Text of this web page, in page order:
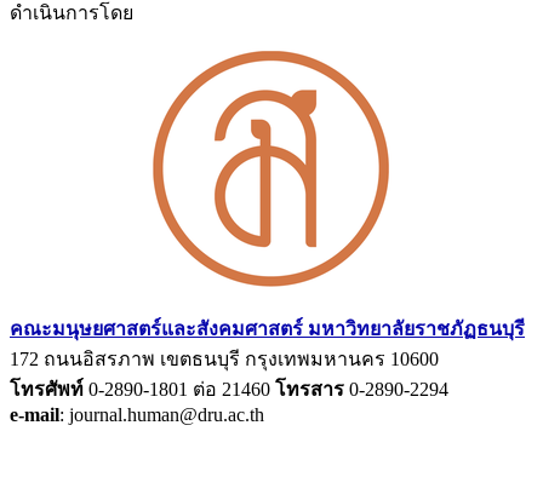
ดำเนินการโดย
คณะมนุษยศาสตร์และสังคมศาสตร์ มหาวิทยาลัยราชภัฏธนบุรี
172 ถนนอิสรภาพ เขตธนบุรี กรุงเทพมหานคร 10600
โทรศัพท์ 0-2890-1801 ต่อ 21460 โทรสาร 0-2890-2294
e-mail: journal.human@dru.ac.th